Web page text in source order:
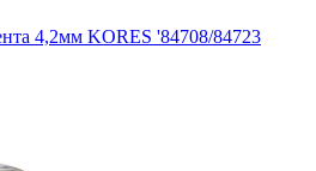
4,2мм KORES '84708/84723